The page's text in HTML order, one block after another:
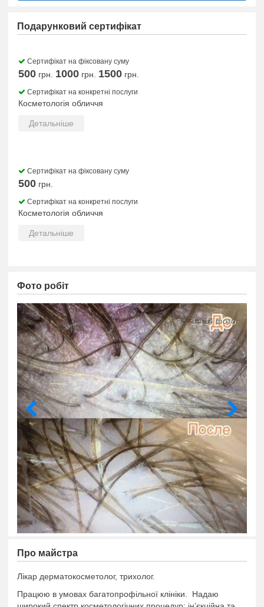
Подарунковий сертифікат
Сертифікат на фіксовану суму
500 грн. 1000 грн. 1500 грн.
Сертифікат на конкретні послуги
Косметологія обличчя
Детальніше
Сертифікат на фіксовану суму
500 грн.
Сертифікат на конкретні послуги
Косметологія обличчя
Детальніше
Фото робіт
1 з 14 фото
Про майстра
Лікар дерматокосметолог, трихолог.
Працюю в умовах багатопрофільної клініки. Надаю